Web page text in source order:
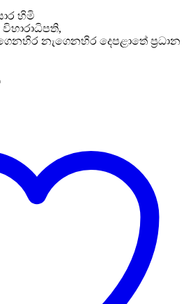
හිමි
නැගෙනහිර දෙපළාතේ ප්‍රධාන